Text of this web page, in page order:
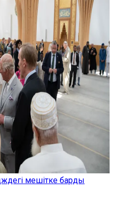
мешітке барды